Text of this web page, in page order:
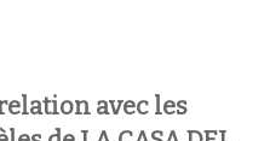
avec les